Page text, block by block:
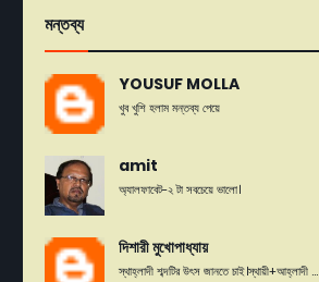
মন্তব্য
YOUSUF MOLLA
খুব খুশি হলাম মন্তব্য পেয়ে
amit
অ্যালফাবেট-২ টা সবচেয়ে ভালো।
দিশারী মুখোপাধ্যায়
স্থাহ্লাদী শব্দটির উৎস জানতে চাই।স্থায়ী+আহ্লাদী ...